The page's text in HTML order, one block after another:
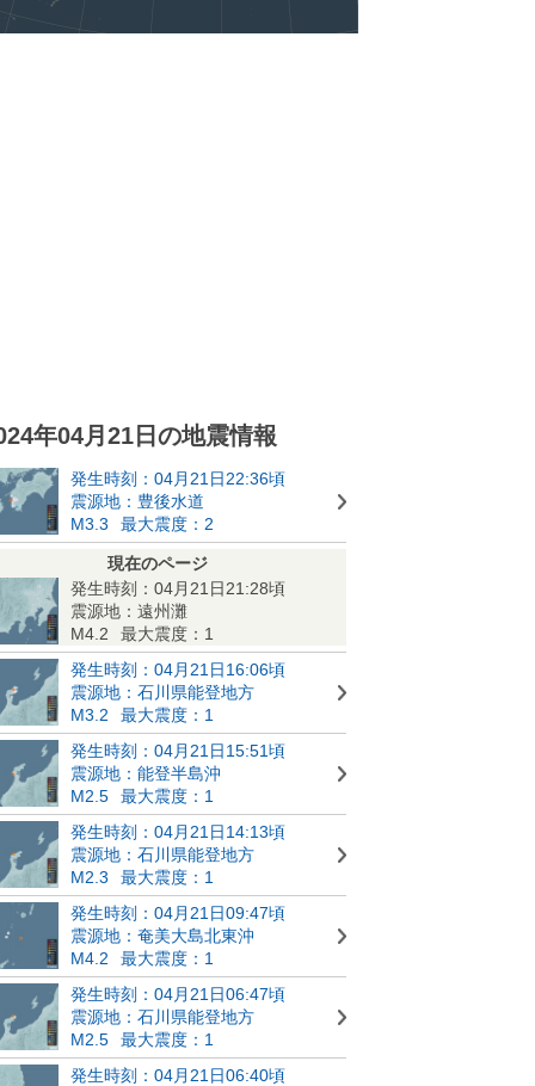
年04月21日の地震情報
発生時刻：04月21日22:36頃
震源地：豊後水道
M3.3
最大震度：2
現在のページ
発生時刻：04月21日21:28頃
震源地：遠州灘
M4.2
最大震度：1
発生時刻：04月21日16:06頃
震源地：石川県能登地方
M3.2
最大震度：1
発生時刻：04月21日15:51頃
震源地：能登半島沖
M2.5
最大震度：1
発生時刻：04月21日14:13頃
震源地：石川県能登地方
M2.3
最大震度：1
発生時刻：04月21日09:47頃
震源地：奄美大島北東沖
M4.2
最大震度：1
発生時刻：04月21日06:47頃
震源地：石川県能登地方
M2.5
最大震度：1
発生時刻：04月21日06:40頃